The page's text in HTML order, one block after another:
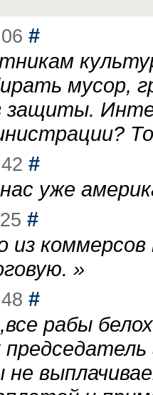
#
мусор,
#
уже
#
из
»
#
рабы